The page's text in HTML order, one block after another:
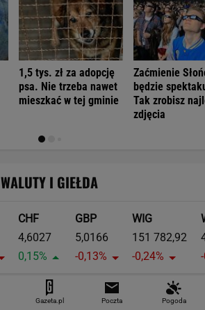
1,5 tys. zł za adopcję
psa. Nie trzeba nawet
mieszkać w tej gminie
Zaćmienie
będzie
Tak zrobisz
zdjęcia
WALUTY I GIEŁDA
CHF
4,6027
0,15%
GBP
5,0166
-0,13%
WIG
151 782,92
-0,24%
SPRAWDŹ NOTOWANIA
Gazeta.pl Poczta Pogoda